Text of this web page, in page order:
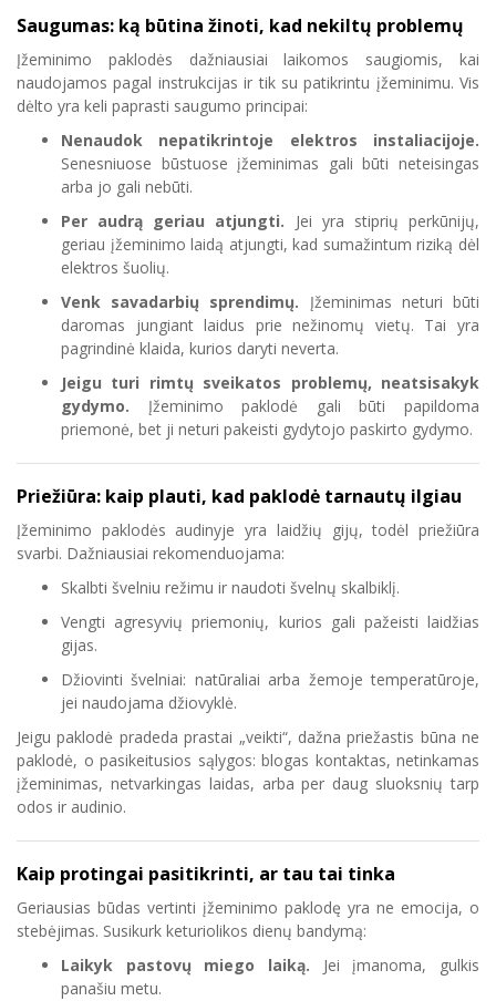
Saugumas: ką būtina žinoti, kad nekiltų problemų
Įžeminimo paklodės dažniausiai laikomos saugiomis, kai
naudojamos pagal instrukcijas ir tik su patikrintu įžeminimu. Vis
dėlto yra keli paprasti saugumo principai:
Nenaudok nepatikrintoje elektros instaliacijoje.
Senesniuose būstuose įžeminimas gali būti neteisingas
arba jo gali nebūti.
Per audrą geriau atjungti. Jei yra stiprių perkūnijų,
geriau įžeminimo laidą atjungti, kad sumažintum riziką dėl
elektros šuolių.
Venk savadarbių sprendimų. Įžeminimas neturi būti
daromas jungiant laidus prie nežinomų vietų. Tai yra
pagrindinė klaida, kurios daryti neverta.
Jeigu turi rimtų sveikatos problemų, neatsisakyk
gydymo. Įžeminimo paklodė gali būti papildoma
priemonė, bet ji neturi pakeisti gydytojo paskirto gydymo.
Priežiūra: kaip plauti, kad paklodė tarnautų ilgiau
Įžeminimo paklodės audinyje yra laidžių gijų, todėl priežiūra
svarbi. Dažniausiai rekomenduojama:
Skalbti švelniu režimu ir naudoti švelnų skalbiklį.
Vengti agresyvių priemonių, kurios gali pažeisti laidžias
gijas.
Džiovinti švelniai: natūraliai arba žemoje temperatūroje,
jei naudojama džiovyklė.
Jeigu paklodė pradeda prastai „veikti“, dažna priežastis būna ne
paklodė, o pasikeitusios sąlygos: blogas kontaktas, netinkamas
įžeminimas, netvarkingas laidas, arba per daug sluoksnių tarp
odos ir audinio.
Kaip protingai pasitikrinti, ar tau tai tinka
Geriausias būdas vertinti įžeminimo paklodę yra ne emocija, o
stebėjimas. Susikurk keturiolikos dienų bandymą:
Laikyk pastovų miego laiką. Jei įmanoma, gulkis
panašiu metu.